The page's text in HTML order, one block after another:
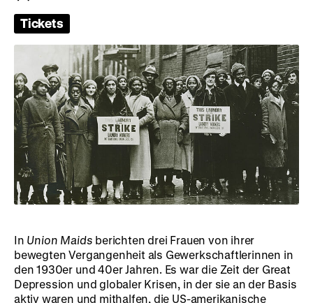
Tickets
In Union Maids berichten drei Frauen von ihrer
bewegten Vergangenheit als Gewerkschaftlerinnen in
den 1930er und 40er Jahren. Es war die Zeit der Great
Depression und globaler Krisen, in der sie an der Basis
aktiv waren und mithalfen, die US-amerikanische